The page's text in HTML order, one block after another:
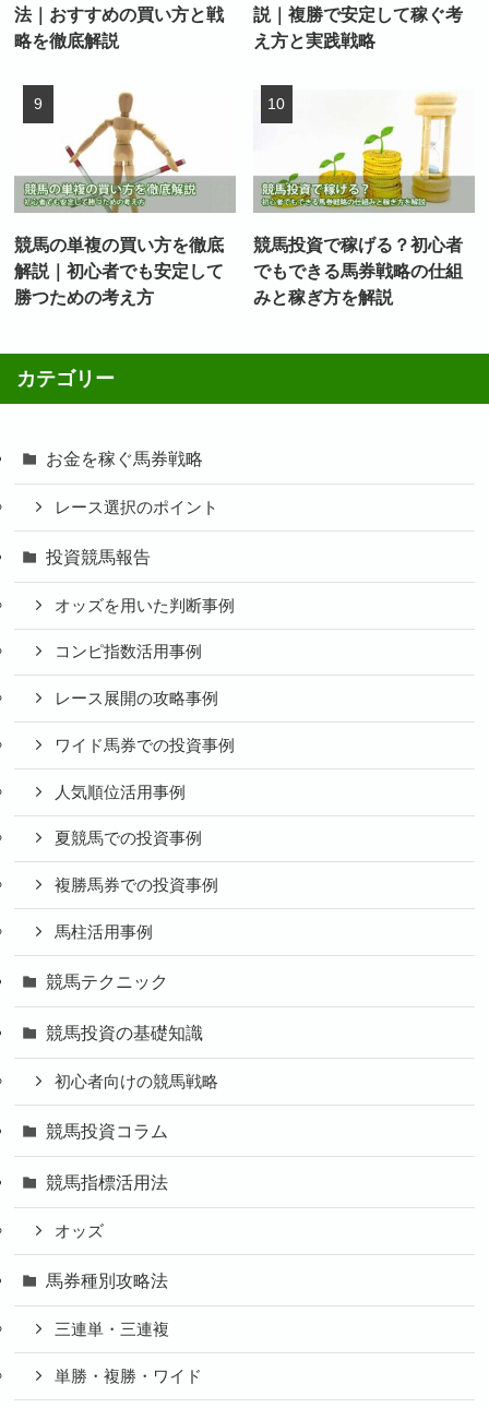
法｜おすすめの買い方と戦
略を徹底解説
説｜複勝で安定して稼ぐ考
え方と実践戦略
競馬の単複の買い方を徹底
解説｜初心者でも安定して
勝つための考え方
競馬投資で稼げる？初心者
でもできる馬券戦略の仕組
みと稼ぎ方を解説
カテゴリー
お金を稼ぐ馬券戦略
レース選択のポイント
投資競馬報告
オッズを用いた判断事例
コンピ指数活用事例
レース展開の攻略事例
ワイド馬券での投資事例
人気順位活用事例
夏競馬での投資事例
複勝馬券での投資事例
馬柱活用事例
競馬テクニック
競馬投資の基礎知識
初心者向けの競馬戦略
競馬投資コラム
競馬指標活用法
オッズ
馬券種別攻略法
三連単・三連複
単勝・複勝・ワイド